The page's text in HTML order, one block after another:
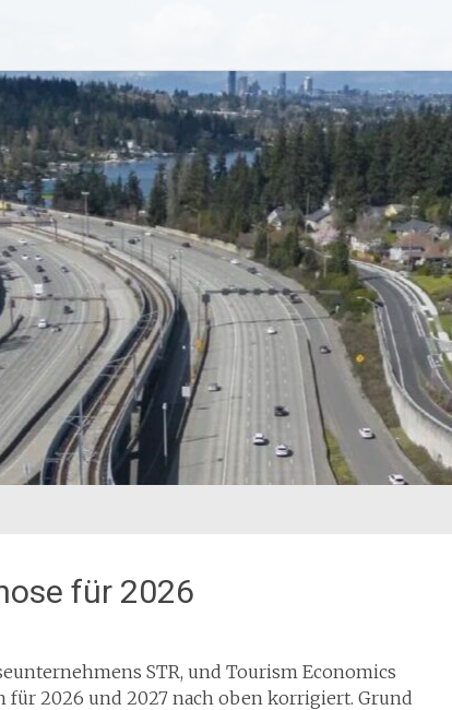
für 2026
STR, und Tourism Economics
2026 und 2027 nach oben korrigiert. Grund